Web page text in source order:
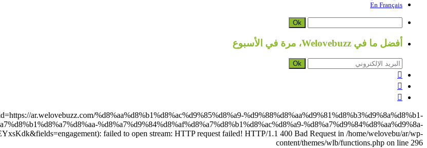
En Français
Ok
أفضل ما في Welovebuzz، مرة في الأسبوع
Ok



ar.welovebuzz.com/%d8%aa%d8%b1%d8%ac%d9%85%d8%a9-%d9%88%d8%aa%d9%81%d8%b3%d9%8a%d8%b1-
%d8%a7%d9%84%d8%af%d8%a7%d8%b1%d8%ac%d8%a9-%d8%a7%d9%84%d8%aa%d9%8a-
failed to open stream: HTTP request failed! HTTP/1.1 400 Bad Request in /home/welovebu/ar/wp-
content/themes/wlb/functions.php on line 296